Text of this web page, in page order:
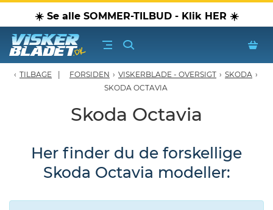
☀️ Se alle SOMMER-TILBUD - Klik HER ☀️
olier & spray
TILBAGE FORSIDEN › VISKERBLADE - OVERSIGT › SKODA ›
SKODA OCTAVIA
Skoda Octavia
Her finder du de forskellige
Skoda Octavia modeller: